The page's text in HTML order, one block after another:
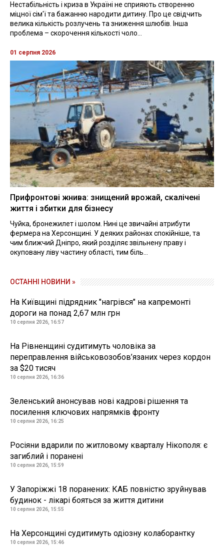
Нестабільність і криза в Україні не сприяють створенню
міцної сім'ї та бажанню народити дитину. Про це свідчить
велика кількість розлучень та зниження шлюбів. Інша
проблема – скорочення кількості чоло...
01 серпня 2026
Прифронтові жнива: знищений врожай, скалічені
життя і збитки для бізнесу
Чуйка, бронежилет і шолом. Нині це звичайні атрибути
фермера на Херсонщині. У деяких районах спокійніше, та
чим ближчий Дніпро, який розділяє звільнену праву і
окуповану ліву частину області, тим біль...
ОСТАННІ НОВИНИ »
На Київщині підрядник "нагрівся" на капремонті
дороги на понад 2,67 млн грн
10 серпня 2026, 16:57
На Рівненщині судитимуть чоловіка за
переправлення військовозобов’язаних через кордон
за $20 тисяч
10 серпня 2026, 16:36
Зеленський анонсував нові кадрові рішення та
посилення ключових напрямків фронту
10 серпня 2026, 16:25
Росіяни вдарили по житловому кварталу Нікополя: є
загиблий і поранені
10 серпня 2026, 15:59
У Запоріжжі 18 поранених: КАБ повністю зруйнував
будинок - лікарі бояться за життя дитини
10 серпня 2026, 15:55
На Херсонщині судитимуть одіозну колаборантку
10 серпня 2026, 15:46